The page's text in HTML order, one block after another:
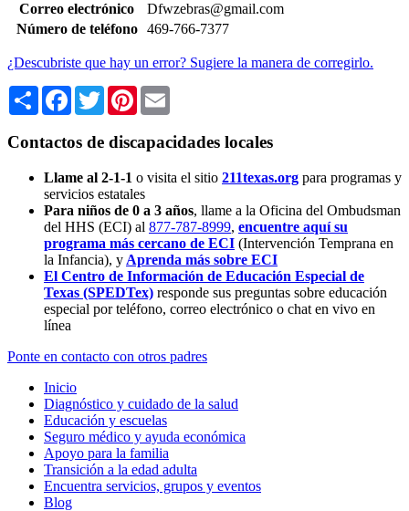
Correo electrónico
Dfwzebras@gmail.com
Número de teléfono
469-766-7377
¿Descubriste que hay un error? Sugiere la manera de corregirlo.
Share Facebook
TwitterPinterest
Contactos de discapacidades locales
Llame al 2-1-1 o visita el sitio 211texas.org para programas y
servicios estatales
Para niños de 0 a 3 años, llame a la Oficina del Ombudsman
del HHS (ECI) al 877-787-8999, encuentre aquí su
programa más cercano de ECI (Intervención Temprana en
la Infancia), y Aprenda más sobre ECI
El Centro de Información de Educación Especial de
Texas (SPEDTex) responde sus preguntas sobre educación
especial por teléfono, correo electrónico o chat en vivo en
línea
Ponte en contacto con otros padres
Inicio
Diagnóstico y cuidado de la salud
Educación y escuelas
Seguro médico y ayuda económica
Apoyo para la familia
Transición a la edad adulta
Encuentra servicios, grupos y eventos
Blog